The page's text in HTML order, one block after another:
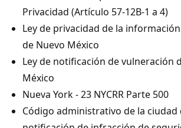
Privacidad (Artículo 57-12B-1 a 4)
Ley de privacidad de la
de Nuevo México
Ley de notificación de vulneración
México
Nueva York - 23 NYCRR Parte 500
Código administrativo de la ciudad